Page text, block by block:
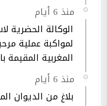
منذ 6 أيام
الوكالة الحضرية
المغربية المقيمة
منذ 6 أيام
بلاغ من الديوان